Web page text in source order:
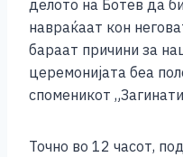
делото на Ботев да
навраќаат кон
бараат причини за
церемонијата беа
споменикот
Точно во 12 часот,